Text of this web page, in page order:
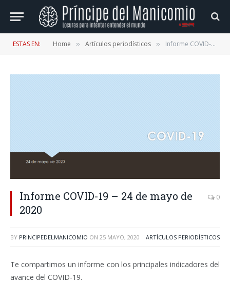
ESTAS EN: Home » Artículos periodísticos » Informe COVID-19 – 24 de mayo de 2020
Informe COVID-19 – 24 de mayo de
2020
0
BY PRINCIPEDELMANICOMIO ON 25 MAYO, 2020 ARTÍCULOS PERIODÍSTICOS
Te compartimos un informe con los principales indicadores del
avance del COVID-19.